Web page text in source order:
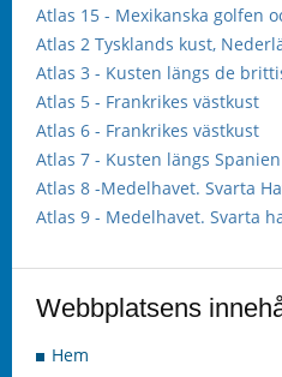
Atlas 15 - Mexikanska golfen
Atlas 2 Tysklands kust,
Atlas 3 - Kusten längs de
Atlas 5 - Frankrikes västkust
Atlas 6 - Frankrikes västkust
Atlas 7 - Kusten längs
Atlas 8 -Medelhavet. Svarta
Atlas 9 - Medelhavet. Svarta
Webbplatsens
Hem